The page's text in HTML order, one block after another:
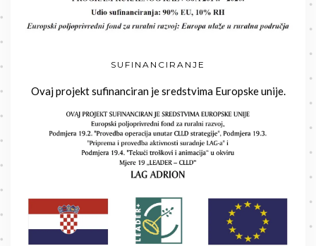
SUFINANCIRANJE
Ovaj projekt sufinanciran je sredstvima Europske unije.